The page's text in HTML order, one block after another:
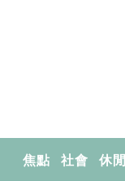
焦點 社會 休閒